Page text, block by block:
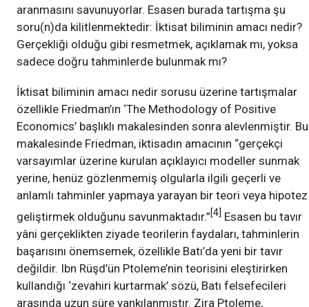
aranmasını savunuyorlar. Esasen burada tartışma şu
soru(n)da kilitlenmektedir: İktisat biliminin amacı nedir?
Gerçekliği olduğu gibi resmetmek, açıklamak mı, yoksa
sadece doğru tahminlerde bulunmak mı?
İktisat biliminin amacı nedir sorusu üzerine tartışmalar
özellikle Friedman’ın ‘The Methodology of Positive
Economics’ başlıklı makalesinden sonra alevlenmiştir. Bu
makalesinde Friedman, iktisadın amacının “gerçekçi
varsayımlar üzerine kurulan açıklayıcı modeller sunmak
yerine, henüz gözlenmemiş olgularla ilgili geçerli ve
anlamlı tahminler yapmaya yarayan bir teori veya hipotez
geliştirmek olduğunu savunmaktadır.”[4] Esasen bu tavır
yâni gerçeklikten ziyade teorilerin faydaları, tahminlerin
başarısını önemsemek, özellikle Batı’da yeni bir tavır
değildir. Ibn Rüşd’ün Ptoleme’nin teorisini eleştirirken
kullandığı ‘zevahiri kurtarmak’ sözü, Batı felsefecileri
arasında uzun süre yankılanmıştır. Zira Ptoleme,